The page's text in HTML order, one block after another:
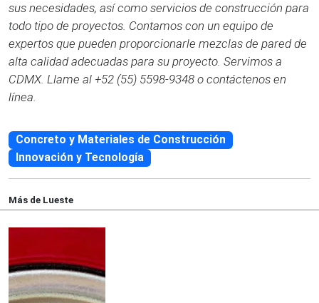
sus necesidades, así como servicios de construcción para
todo tipo de proyectos. Contamos con un equipo de
expertos que pueden proporcionarle mezclas de pared de
alta calidad adecuadas para su proyecto. Servimos a
CDMX. Llame al +52 (55) 5598-9348 o contáctenos en
línea.
Concreto y Materiales de Construcción
Innovación y Tecnología
Más de Lueste